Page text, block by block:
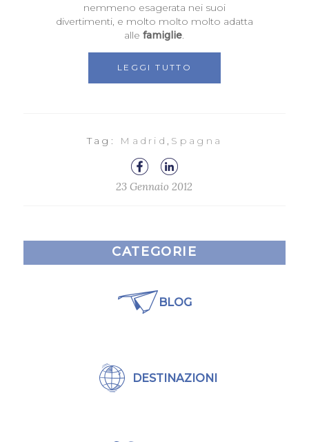
nemmeno esagerata nei suoi
divertimenti, e molto molto molto adatta
allefamiglie.
LEGGI TUTTO
Tag: Madrid , Spagna
23 Gennaio 2012
CATEGORIE
BLOG
DESTINAZIONI